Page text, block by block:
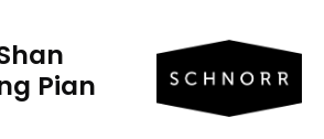
Pian